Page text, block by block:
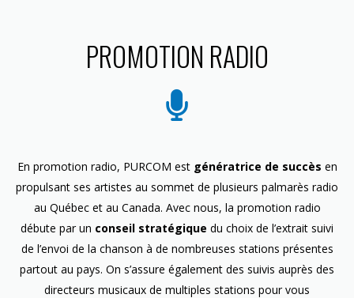
PROMOTION RADIO
En promotion radio, PURCOM est génératrice de succès en
propulsant ses artistes au sommet de plusieurs palmarès radio
au Québec et au Canada. Avec nous, la promotion radio
débute par un conseil stratégique du choix de l’extrait suivi
de l’envoi de la chanson à de nombreuses stations présentes
partout au pays. On s’assure également des suivis auprès des
directeurs musicaux de multiples stations pour vous